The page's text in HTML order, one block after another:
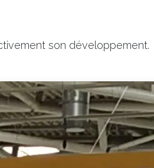
son développement.